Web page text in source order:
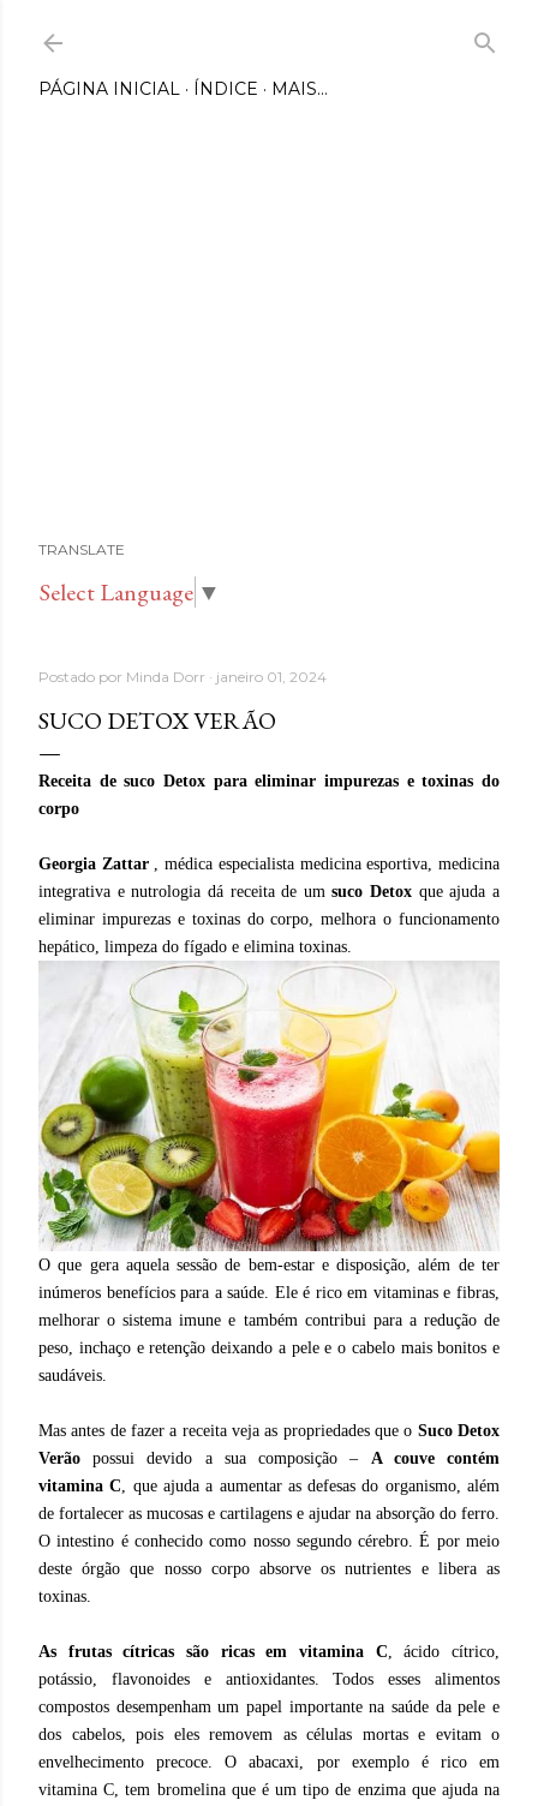
PÁGINA INICIAL ÍNDICE MAIS…
TRANSLATE
Select Language ▼
Postado por Minda Dorr janeiro 01, 2024
SUCO DETOX VERÃO
Receita de suco Detox para eliminar impurezas e toxinas do
corpo
Georgia Zattar, médica especialista medicina esportiva, medicina
integrativa e nutrologia dá receita de umsuco Detox que ajuda a
eliminar impurezas e toxinas do corpo, melhora o funcionamento
hepático, limpeza do fígado e elimina toxinas.
O que gera aquela sessão de bem-estar e disposição, além de ter
inúmeros benefícios para a saúde. Ele é rico em vitaminas e fibras,
melhorar o sistema imune e também contribui para a redução de
peso, inchaço e retenção deixando a pele e o cabelo mais bonitos e
saudáveis.
Mas antes de fazer a receita veja as propriedades que o Suco Detox
Verão possui devido a sua composição – A couve contém
vitamina C , que ajuda a aumentar as defesas do organismo, além
de fortalecer as mucosas e cartilagens e ajudar na absorção do ferro.
O intestino é conhecido como nosso segundo cérebro. É por meio
deste órgão que nosso corpo absorve os nutrientes e libera as
toxinas.
As frutas cítricas são ricas em vitamina C , ácido cítrico,
potássio, flavonoides e antioxidantes. Todos esses alimentos
compostos desempenham um papel importante na saúde da pele e
dos cabelos, pois eles removem as células mortas e evitam o
envelhecimento precoce. O abacaxi, por exemplo é rico em
vitamina C, tem bromelina que é um tipo de enzima que ajuda na